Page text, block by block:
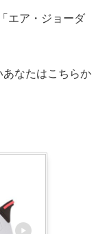
エア・ジョーダ
なたはこちらか